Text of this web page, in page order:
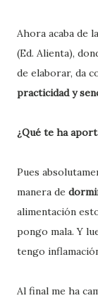
Ahora acaba de
(Ed. Alienta),
de elaborar, da
practicidad y
¿Qué te ha
Pues
manera de
alimentación
pongo mala. Y
tengo
Al final me ha